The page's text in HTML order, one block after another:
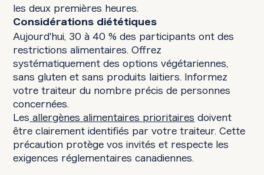
les deux premières heures.
Considérations diététiques
Aujourd'hui, 30 à 40 % des participants ont des
restrictions alimentaires. Offrez
systématiquement des options végétariennes,
sans gluten et sans produits laitiers. Informez
votre traiteur du nombre précis de personnes
concernées.
Les allergènes alimentaires prioritaires doivent
être clairement identifiés par votre traiteur. Cette
précaution protège vos invités et respecte les
exigences réglementaires canadiennes.